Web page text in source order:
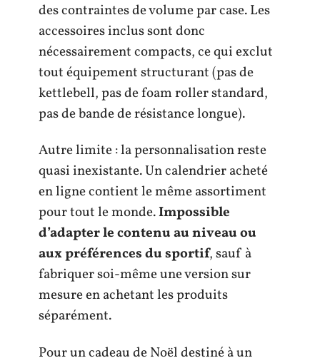
des contraintes de volume par case. Les
accessoires inclus sont donc
nécessairement compacts, ce qui exclut
tout équipement structurant (pas de
kettlebell, pas de foam roller standard,
pas de bande de résistance longue).
Autre limite : la personnalisation reste
quasi inexistante. Un calendrier acheté
en ligne contient le même assortiment
pour tout le monde.Impossible
d’adapter le contenu au niveau ou
aux préférences du sportif, sauf à
fabriquer soi-même une version sur
mesure en achetant les produits
séparément.
Pour un cadeau de Noël destiné à un